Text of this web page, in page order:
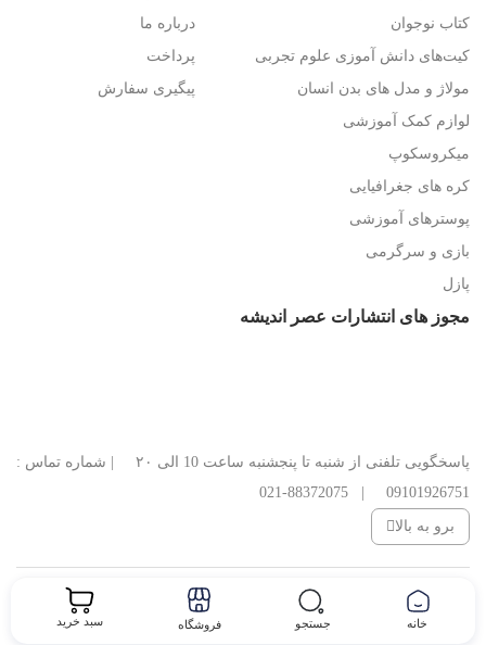
خانه جستجو فروشگاه سبد خرید
کتاب نوجوان
کیت‌های دانش آموزی علوم تجربی
مولاژ و مدل های بدن انسان
لوازم کمک آموزشی
میکروسکوپ
کره های جغرافیایی
پوسترهای آموزشی
بازی و سرگرمی
پازل
درباره ما
پرداخت
پیگیری سفارش
مجوز های انتشارات عصر اندیشه
پاسخگویی تلفنی از شنبه تا پنجشنبه ساعت 10 الی ۲۰ | شماره تماس :
09101926751 | 88372075-021
برو به بالا
کلیه حقوق این وب سایت متعلق به انتشارات عصر اندیشه می‌باشد.